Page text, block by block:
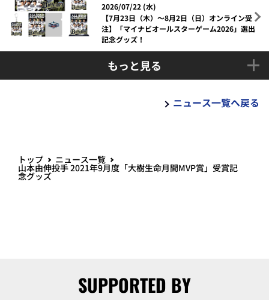
2026/07/22 (水)
【7月23日（木）～8月2日（日）オンライン受
注】「マイナビオールスターゲーム2026」選出
記念グッズ！
もっと見る
ニュース一覧へ戻る
トップ ニュース一覧
山本由伸投手 2021年9月度「大樹生命月間MVP賞」受賞記
念グッズ
SUPPORTED BY